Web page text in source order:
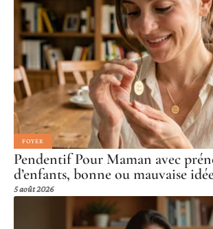
FOYER
Pendentif Pour Maman avec
d’enfants, bonne ou mauvaise
5 août 2026